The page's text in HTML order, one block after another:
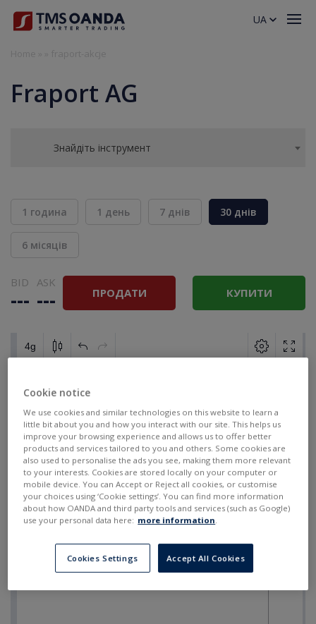
Fraport AG
Знайдіть інструмент
1 година 1 день 7 днів 30 днів
6 місяців
BID
---
ASK
--- ПРОДАТИ КУПИТИ
UA
Cookie notice
We use cookies and similar technologies on this website to learn a
little bit about you and how you interact with our site. This helps us
improve your browsing experience and allows us to offer better
products and services tailored to you and others. Some cookies are
also used to personalise the ads you see, making them more relevant
to your interests. Cookies are stored locally on your computer or
mobile device. You can Accept or Reject all cookies, or customise
your choices using ‘Cookie settings’. You can find more information
about how OANDA and third party tools and services (such as Google)
use your personal data here: more information.
Cookies Settings Accept All Cookies